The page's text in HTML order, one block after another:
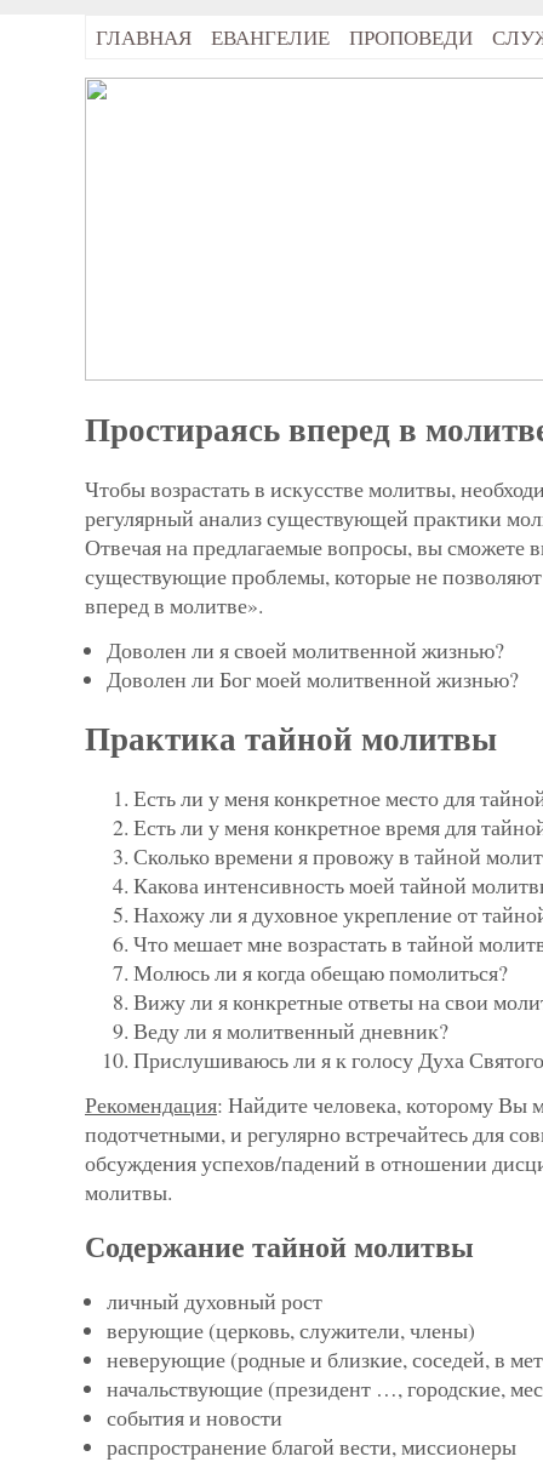
ГЛАВНАЯ ЕВАНГЕЛИЕ ПРОПОВЕДИ
Простираясь вперед в
Чтобы возрастать в искусстве молитвы,
регулярный анализ существующей практики
Отвечая на предлагаемые вопросы, вы сможете
существующие проблемы, которые не позволяют
вперед в молитве».
Доволен ли я своей молитвенной жизнью?
Доволен ли Бог моей молитвенной жизнью?
Практика тайной молитвы
Есть ли у меня конкретное место для
Есть ли у меня конкретное время для
Сколько времени я провожу в тайной
Какова интенсивность моей тайной
Нахожу ли я духовное укрепление от
Что мешает мне возрастать в тайной
Молюсь ли я когда обещаю помолиться?
Вижу ли я конкретные ответы на свои
Веду ли я молитвенный дневник?
Прислушиваюсь ли я к голосу Духа
Рекомендация: Найдите человека, которому Вы
подотчетными, и регулярно встречайтесь для
обсуждения успехов/падений в отношении
молитвы.
Содержание тайной молитвы
личный духовный рост
верующие (церковь, служители, члены)
неверующие (родные и близкие, соседей, в
начальствующие (президент …, городские,
события и новости
распространение благой вести, миссионеры